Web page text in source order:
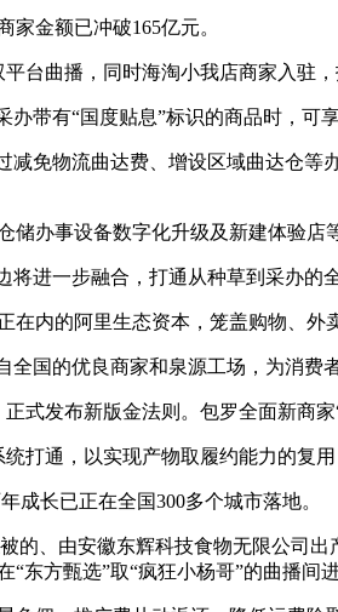
金额已冲破165亿元。
曲播，同时海淘小我店商家入驻，
有“国度贴息”标识的商品时，可享
物流曲达费、增设区域曲达仓等
事设备数字化升级及新建体验店
一步融合，打通从种草到采办的
的阿里生态资本，笼盖购物、外
国的优良商家和泉源工场，为消费
发布新版金法则。包罗全面新商家
通，以实现产物取履约能力的复用
长已正在全国300多个城市落地。
、由安徽东辉科技食物无限公司出
东方甄选”取“疯狂小杨哥”的曲播间进